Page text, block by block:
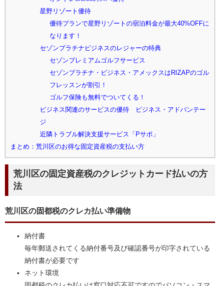
星野リゾート優待
優待プランで星野リゾートの宿泊料金が最大40%OFFに
なります！
セゾンプラチナビジネスのレジャーの特典
セゾンプレミアムゴルフサービス
セゾンプラチナ・ビジネス・アメックスはRIZAPのゴル
フレッスンが割引！
ゴルフ保険も無料でついてくる！
ビジネス関連のサービスの優待 ビジネス・アドバンテー
ジ
近隣トラブル解決支援サービス「Pサポ」
まとめ：荒川区のお得な固定資産税の支払い方
荒川区の固定資産税のクレジットカード払いの方
法
荒川区の固都税のクレカ払い準備物
納付書
毎年郵送されてくる納付番号及び確認番号が印字されている
納付書が必要です
ネット環境